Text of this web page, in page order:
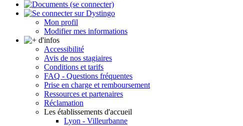
Mon profil
Modifier mes informations
Accessibilité
Avis de nos stagiaires
Conditions et tarifs
FAQ - Questions fréquentes
Prise en charge et remboursement
Ressources et partenaires
Réclamation
Les établissements d'accueil
Lyon - Villeurbanne